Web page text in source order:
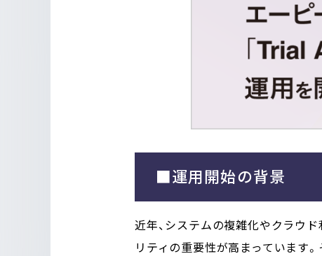
■運用開始の背景
近年、システムの複雑化やクラウ
リティの重要性が高まっています